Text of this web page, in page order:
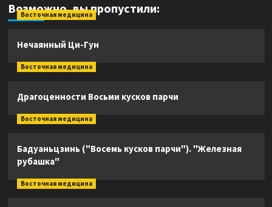
Возможно, вы пропустили:
Восточная медицина
Нечаянный Ци-Гун
Восточная медицина
Драгоценности Восьми кусков парчи
Восточная медицина
Бадуаньцзинь ("Восемь кусков парчи"). "Железная
рубашка"
Восточная медицина